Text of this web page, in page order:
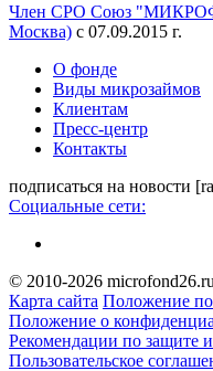
Член СРО Союз
Москва) с 07.09.2015 г.
О фонде
Виды микрозаймов
Клиентам
Пресс-центр
Контакты
подписаться на новости
Социальные сети:
© 2010-2026
Карта сайта Положение по
Положение о
Рекомендации по защите
Пользовательское